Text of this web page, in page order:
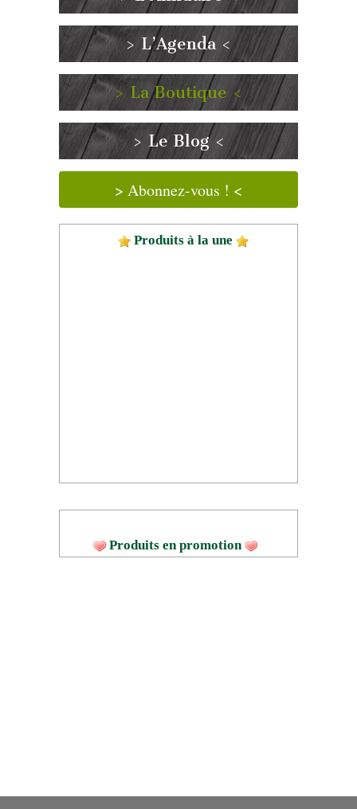
> L’Agenda <
> La Boutique <
> Le Blog <
> Abonnez-vous ! <
Produits à la une
Produits en promotion